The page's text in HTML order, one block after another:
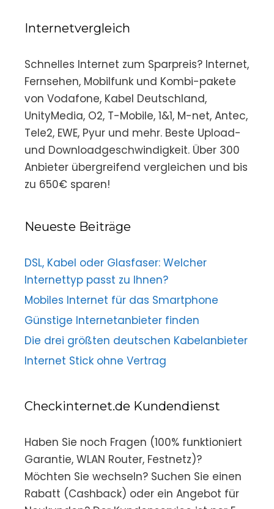
Internetvergleich
Schnelles Internet zum Sparpreis? Internet,
Fernsehen, Mobilfunk und Kombi-pakete
von Vodafone, Kabel Deutschland,
UnityMedia, O2, T-Mobile, 1&1, M-net, Antec,
Tele2, EWE, Pyur und mehr. Beste Upload-
und Downloadgeschwindigkeit. Über 300
Anbieter übergreifend vergleichen und bis
zu 650€ sparen!
Neueste Beiträge
DSL, Kabel oder Glasfaser: Welcher
Internettyp passt zu Ihnen?
Mobiles Internet für das Smartphone
Günstige Internetanbieter finden
Die drei größten deutschen Kabelanbieter
Internet Stick ohne Vertrag
Checkinternet.de Kundendienst
Haben Sie noch Fragen (100% funktioniert
Garantie, WLAN Router, Festnetz)?
Möchten Sie wechseln? Suchen Sie einen
Rabatt (Cashback) oder ein Angebot für